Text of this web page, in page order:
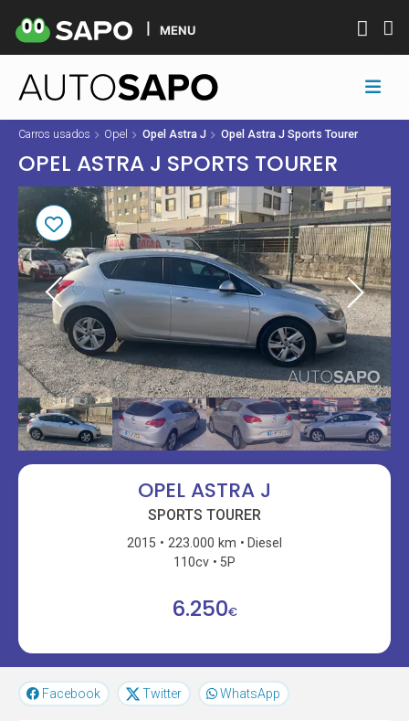
MENU
Carros usados Opel Opel Astra J Opel Astra J Sports Tourer
OPEL ASTRA J SPORTS TOURER
OPEL ASTRA J
SPORTS TOURER
2015 223.000 km
Diesel
110cv
5P
6.250€
Facebook Twitter WhatsApp